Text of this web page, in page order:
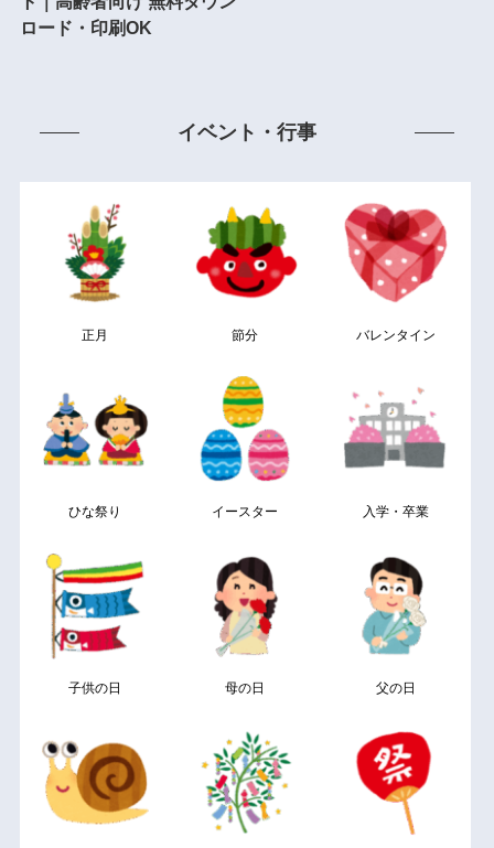
ロード・印刷OK
イベント・行事
正月 節分 バレンタイン
ひな祭り イースター 入学・卒業
子供の日 母の日 父の日